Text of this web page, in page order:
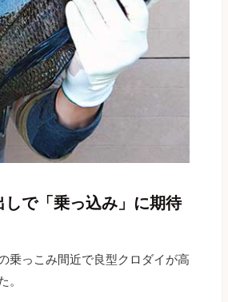
しで「乗っ込み」に期待
乗っこみ間近で良型クロダイが高
。